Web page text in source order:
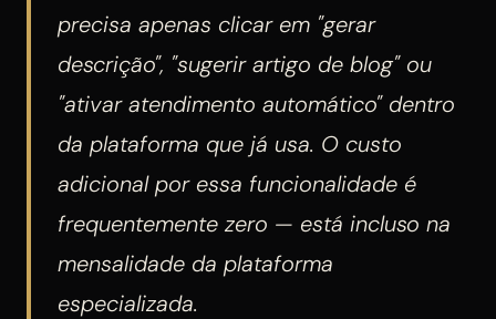
precisa apenas clicar em "gerar
descrição", "sugerir artigo de blog" ou
"ativar atendimento automático" dentro
da plataforma que já usa. O custo
adicional por essa funcionalidade é
frequentemente zero — está incluso na
mensalidade da plataforma
especializada.